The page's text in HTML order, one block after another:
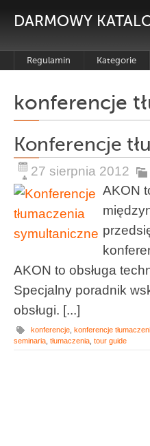
DARMOWY
Regulamin Kategorie
konferencje
Konferencje
27 sierpnia 2012
AKON
AKON to obsługa
Specjalny poradnik
obsługi. [...]
konferencje konferencje
seminaria tłumaczenia tour guide